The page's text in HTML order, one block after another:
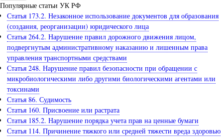
Популярные статьи УК РФ
Статья 173.2. Незаконное использование документов для образования
(создания, реорганизации) юридического лица
Статья 264.2. Нарушение правил дорожного движения лицом,
подвергнутым административному наказанию и лишенным права
управления транспортными средствами
Статья 248. Нарушение правил безопасности при обращении с
микробиологическими либо другими биологическими агентами или
токсинами
Статья 86. Судимость
Статья 160. Присвоение или растрата
Статья 185.2. Нарушение порядка учета прав на ценные бумаги
Статья 114. Причинение тяжкого или средней тяжести вреда здоровью